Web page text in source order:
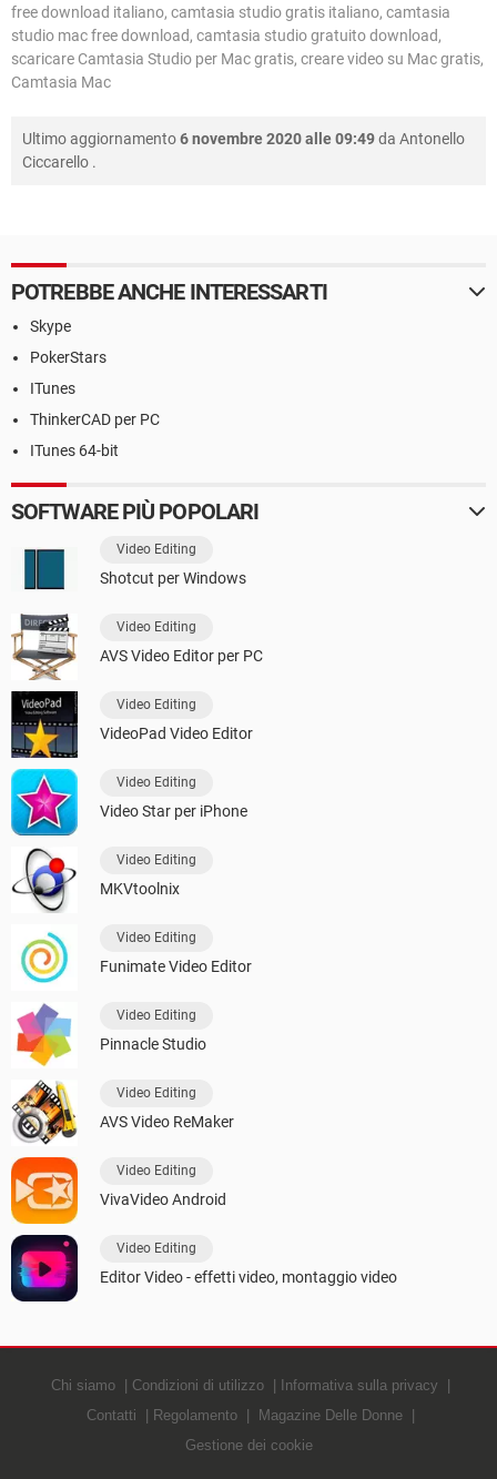
free download italiano, camtasia studio gratis italiano, camtasia
studio mac free download, camtasia studio gratuito download,
scaricare Camtasia Studio per Mac gratis, creare video su Mac gratis,
Camtasia Mac
Ultimo aggiornamento6 novembre 2020 alle 09:49da Antonello
Ciccarello .
POTREBBE ANCHE INTERESSARTI
Skype
PokerStars
ITunes
ThinkerCAD per PC
ITunes 64-bit
SOFTWARE PIÙ POPOLARI
Video Editing
Shotcut per Windows
Video Editing
AVS Video Editor per PC
Video Editing
VideoPad Video Editor
Video Editing
Video Star per iPhone
Video Editing
MKVtoolnix
Video Editing
Funimate Video Editor
Video Editing
Pinnacle Studio
Video Editing
AVS Video ReMaker
Video Editing
VivaVideo Android
Video Editing
Editor Video - effetti video, montaggio video
Chi siamo Condizioni di utilizzo
Informativa sulla privacy
Contatti
Regolamento
Magazine Delle Donne
Gestione dei cookie